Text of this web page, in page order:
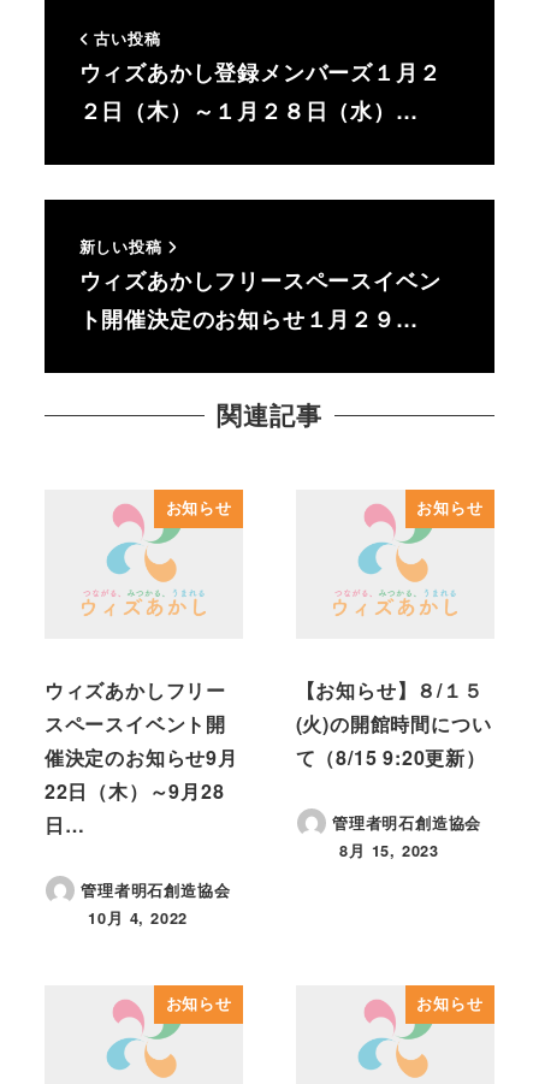
古い投稿
ウィズあかし登録メンバーズ１月２
２日（木）～１月２８日（水）…
新しい投稿
ウィズあかしフリースペースイベン
ト開催決定のお知らせ１月２９…
関連記事
お知らせ
ウィズあかしフリー
スペースイベント開
催決定のお知らせ9月
22日（木）～9月28
日…
管理者明石創造協会
投稿日
10月 4, 2022
お知らせ
【お知らせ】８/１５
(火)の開館時間につい
て（8/15 9:20更新）
管理者明石創造協会
投稿日
8月 15, 2023
お知らせ お知らせ